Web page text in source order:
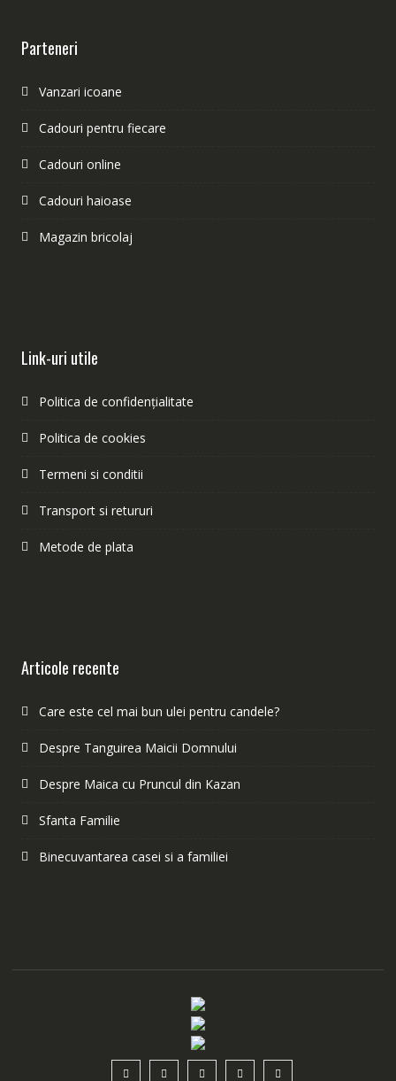
Parteneri
Vanzari icoane
Cadouri pentru fiecare
Cadouri online
Cadouri haioase
Magazin bricolaj
Link-uri utile
Politica de confidențialitate
Politica de cookies
Termeni si conditii
Transport si retururi
Metode de plata
Articole recente
Care este cel mai bun ulei pentru candele?
Despre Tanguirea Maicii Domnului
Despre Maica cu Pruncul din Kazan
Sfanta Familie
Binecuvantarea casei si a familiei